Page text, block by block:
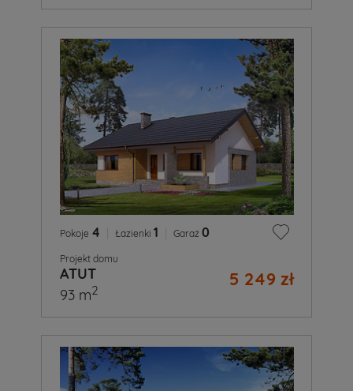
Pokoje 4 Łazienki 1 Garaż 0
Projekt domu
ATUT 5 249 zł
93 m2